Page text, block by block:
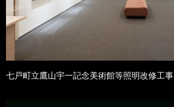
七戸町立鷹山宇一記念美術館等照明改修工事